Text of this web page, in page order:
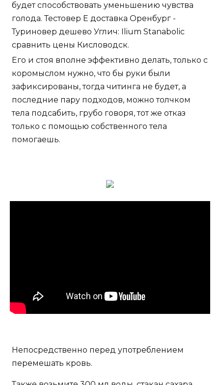
будет способствовать уменьшению чувства
голода. Тестовер Е доставка Оренбург -
Туриновер дешево Углич: Ilium Stanabolic
сравнить цены Кисловодск.
Его и стоя вполне эффективно делать, только с
коромыслом нужно, что бы руки были
зафиксированы, тогда читинга не будет, а
последние пару подходов, можно толчком
тела подсабить, грубо говоря, тот же отказ
только с помощью собственного тела
помогаешь.
Непосредственно перед употреблением
перемешать кровь.